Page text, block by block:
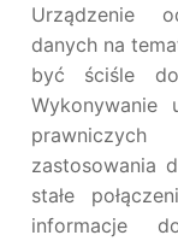
Urządzenie
danych na
być ściśle
Wykonywanie
zastosowania
stałe
informacje